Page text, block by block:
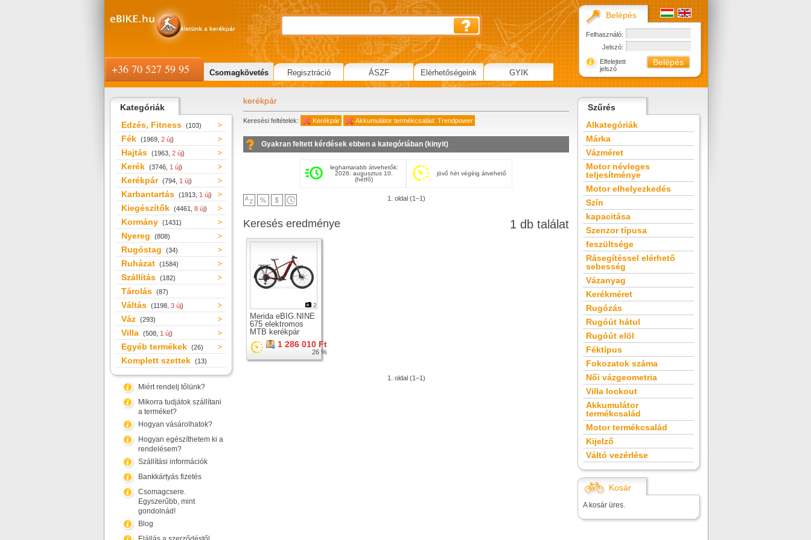
Kategóriák
Edzés, Fitness (103)
Fék (1969, 2 új)
Hajtás (1963, 2 új)
Kerék (3746, 1 új)
Kerékpár (794, 1 új)
Karbantartás (1913, 1 új)
Kiegészítők (4461, 8 új)
Kormány (1431)
Nyereg (808)
Rugóstag (34)
Ruházat (1584)
Szállítás (182)
Tárolás (87)
Váltás (1198, 3 új)
Váz (293)
Villa (508, 1 új)
Egyéb termékek (26)
Komplett szettek (13)
Miért rendelj tőlünk?
Mikorra tudjátok szállítani
a terméket?
Hogyan vásárolhatok?
Hogyan egészíthetem ki a
rendelésem?
Szállítási információk
Bankkártyás fizetés
Csomagcsere.
Egyszerűbb, mint
gondolnád!
Blog
kerékpár
Keresési feltételek: Kerékpár Akkumulátor termékcsalád: Trendpower
Gyakran feltett kérdések ebben a kategóriában (kinyit)
leghamarabb átvehetők:
2026. augusztus 10.
(hétfő)
jövő hét végéig átvehető
1. oldal (1–1)
1 db találat
Keresés eredménye
2
Merida eBIG.NINE
675 elektromos
MTB kerékpár
1 286 010 Ft
26 %
1. oldal (1–1)
Szűrés
Alkategóriák
Márka
Vázméret
Motor névleges
teljesítménye
Motor elhelyezkedés
Szín
kapacitása
Szenzor típusa
feszültsége
Rásegítéssel elérhető
sebesség
Vázanyag
Kerékméret
Rugózás
Rugóút hátul
Rugóút elöl
Féktípus
Fokozatok száma
Női vázgeometria
Villa lockout
Akkumulátor
termékcsalád
Motor termékcsalád
Kijelző
Váltó vezérlése
Kosár
A kosár üres.
Belépés
Felhasználó:
Jelszó:
Elfelejtett
jelszó
+36 70 527 59 95 Csomagkövetés Regisztráció ÁSZF Elérhetőségeink GYIK